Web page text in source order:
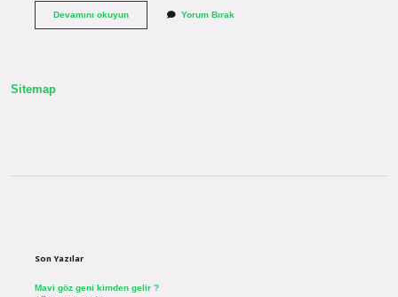
Devamını okuyunBağırsak
Yorum Bırak
Sitemap
Son Yazılar
Mavi göz geni kimden gelir ?